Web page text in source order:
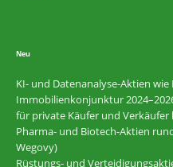
Neu
KI- und Datenanalyse-Aktien wie
Immobilienkonjunktur
für private Käufer und Verkäufer
Pharma- und Biotech-Aktien
Wegovy)
Rüstungs- und